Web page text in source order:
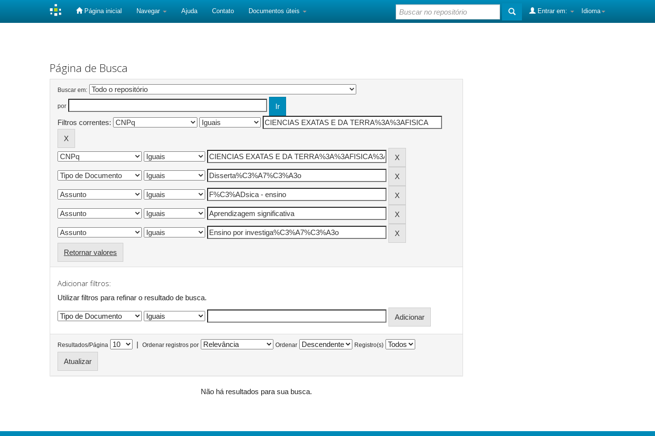
Página inicial Navegar Ajuda Contato Documentos úteis Idioma
Entrar em:
Página de Busca
Buscar em:
por
Filtros correntes:
Retornar valores
Adicionar filtros:
Utilizar filtros para refinar o resultado de busca.
Resultados/Página | Ordenar registros por Ordenar Registro(s)
Não há resultados para sua busca.